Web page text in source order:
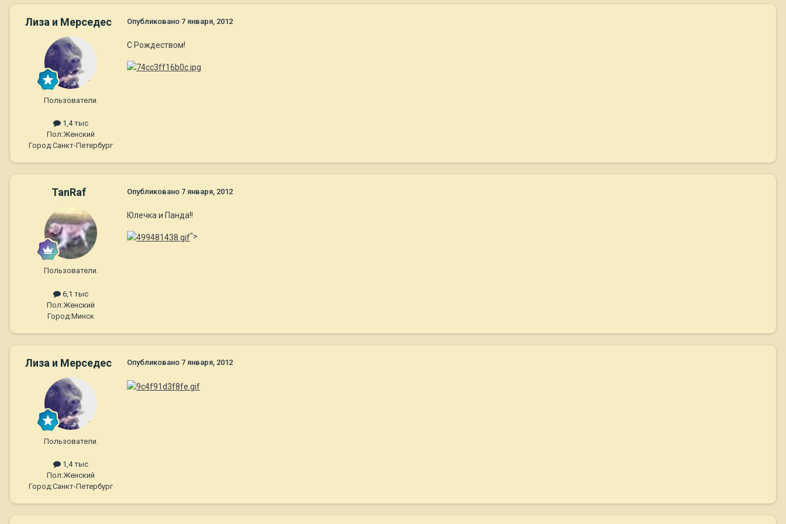
Лиза и Мерседес
Пользователи.
1,4 тыс
Пол:Женский
Город:Санкт-Петербург
Опубликовано 7 января, 2012
С Рождеством!
TanRaf
Пользователи.
6,1 тыс
Пол:Женский
Город:Минск
Опубликовано 7 января, 2012
Юлечка и Панда!!
">
Лиза и Мерседес
Пользователи.
1,4 тыс
Пол:Женский
Город:Санкт-Петербург
Опубликовано 7 января, 2012